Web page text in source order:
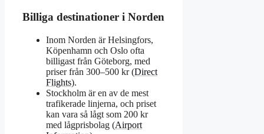
Billiga destinationer i Norden
Inom Norden är Helsingfors,
Köpenhamn och Oslo ofta
billigast från Göteborg, med
priser från 300–500 kr (Direct
Flights).
Stockholm är en av de mest
trafikerade linjerna, och priset
kan vara så lågt som 200 kr
med lågprisbolag (Airport